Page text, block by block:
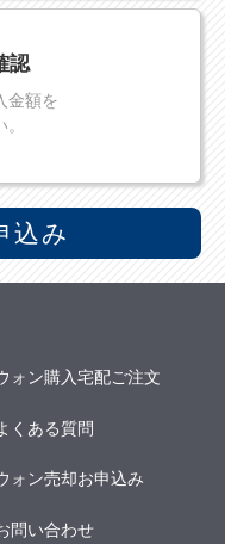
認
金額を
込み
ォン購入宅配ご注文
くある質問
ォン売却お申込み
問い合わせ